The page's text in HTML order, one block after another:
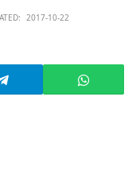
2017-10-22